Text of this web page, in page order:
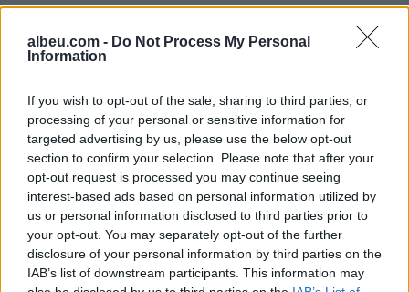
albeu.com - Do Not Process My Personal
Information
If you wish to opt-out of the sale, sharing to third parties, or
processing of your personal or sensitive information for
targeted advertising by us, please use the below opt-out
section to confirm your selection. Please note that after your
opt-out request is processed you may continue seeing
interest-based ads based on personal information utilized by
us or personal information disclosed to third parties prior to
your opt-out. You may separately opt-out of the further
disclosure of your personal information by third parties on the
IAB’s list of downstream participants. This information may
Zelensky rikonfirmon në
Serbi qëndrimin për
Kosovën, deputeti
ukrainas: Gabim
diplomatik, Ukraina duhet
ta njohë
Vihet nën kontroll zjarri në
Cërrik, digjen 2 hektarë
tokë dhe rreth 250 rrënjë
ullinj